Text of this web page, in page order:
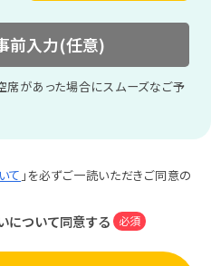
前入力(任意)
席があった場合にスムーズなご予
て 」を必ずご一読いただきご同意の
について同意する 必須